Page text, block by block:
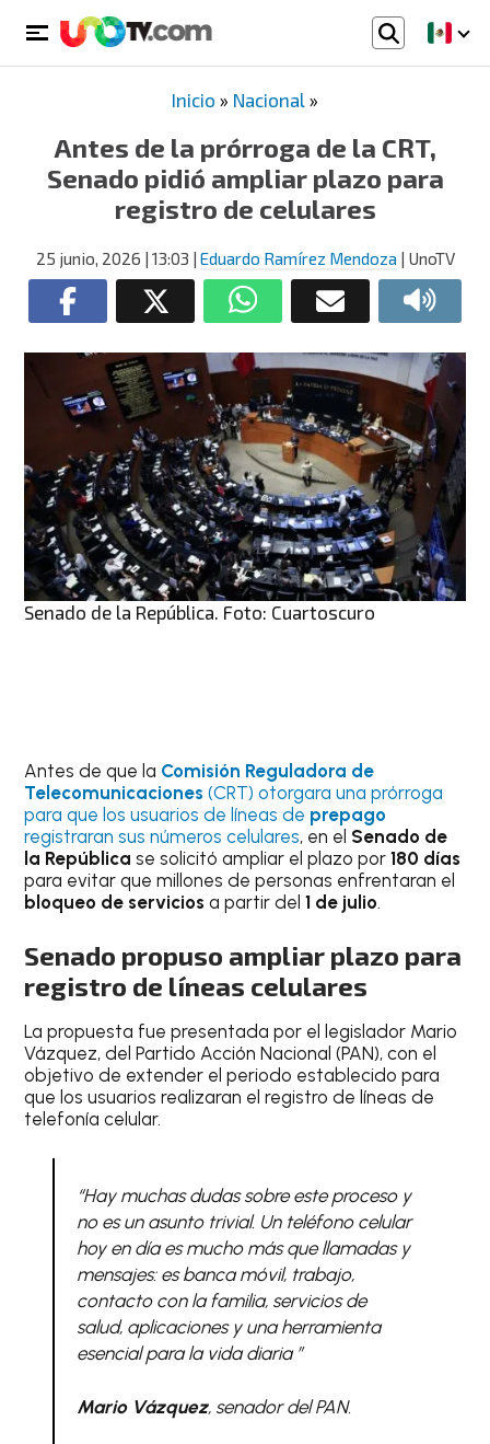
Inicio » Nacional »
Antes de la prórroga de la CRT,
Senado pidió ampliar plazo para
registro de celulares
25 junio, 2026 | 13:03 | Eduardo Ramírez Mendoza | UnoTV
Senado de la República. Foto: Cuartoscuro
Antes de que la Comisión Reguladora de
Telecomunicaciones (CRT) otorgara una prórroga
para que los usuarios de líneas de prepago
registraran sus números celulares, en el Senado de
la República se solicitó ampliar el plazo por180 días
para evitar que millones de personas enfrentaran el
bloqueo de servicios a partir del1 de julio.
Senado propuso ampliar plazo para
registro de líneas celulares
La propuesta fue presentada por el legislador Mario
Vázquez, del Partido Acción Nacional (PAN), con el
objetivo de extender el periodo establecido para
que los usuarios realizaran el registro de líneas de
telefonía celular.
“Hay muchas dudas sobre este proceso y
no es un asunto trivial. Un teléfono celular
hoy en día es mucho más que llamadas y
mensajes: es banca móvil, trabajo,
contacto con la familia, servicios de
salud, aplicaciones y una herramienta
esencial para la vida diaria ”
Mario Vázquez, senador del PAN.